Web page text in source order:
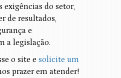
exigências do setor,
de resultados,
e
a legislação.
o site e solicite um
prazer em atender!